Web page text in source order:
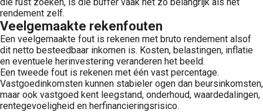
rendement zelf.
Veelgemaakte rekenfouten
Een veelgemaakte fout is rekenen met bruto rendement alsof
dit netto besteedbaar inkomen is. Kosten, belastingen, inflatie
en eventuele herinvestering veranderen het beeld.
Een tweede fout is rekenen met één vast percentage.
Vastgoedinkomsten kunnen stabieler ogen dan beursinkomsten,
maar ook vastgoed kent leegstand, onderhoud, waardedalingen,
rentegevoeligheid en herfinancieringsrisico.